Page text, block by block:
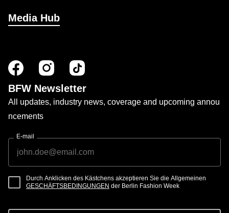
Media Hub
BFW Newsletter
All updates, industry news, coverage and upcoming annou
ncements
E-mail
Durch Anklicken des Kästchens akzeptieren Sie die Allgemeinen
GESCHÄFTSBEDINGUNGEN der Berlin Fashion Week